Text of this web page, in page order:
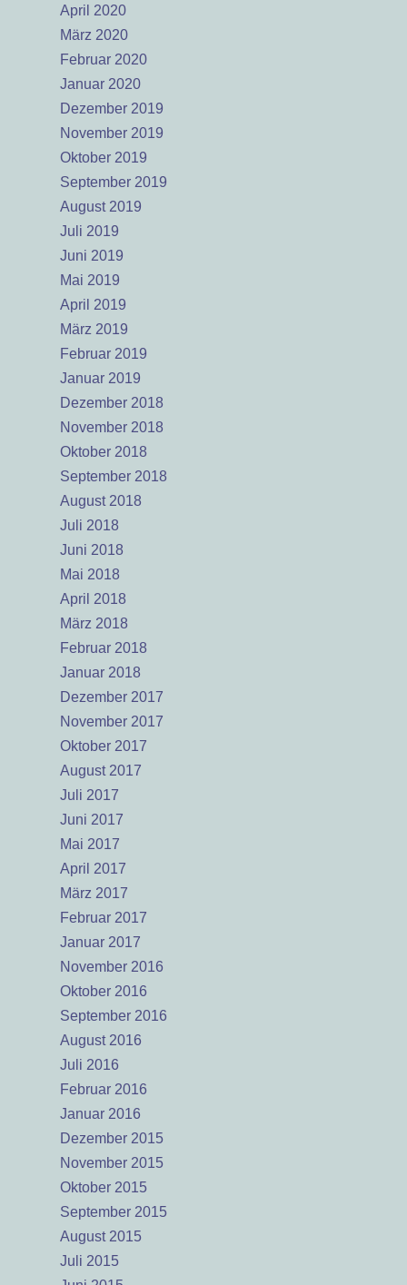
April 2020
März 2020
Februar 2020
Januar 2020
Dezember 2019
November 2019
Oktober 2019
September 2019
August 2019
Juli 2019
Juni 2019
Mai 2019
April 2019
März 2019
Februar 2019
Januar 2019
Dezember 2018
November 2018
Oktober 2018
September 2018
August 2018
Juli 2018
Juni 2018
Mai 2018
April 2018
März 2018
Februar 2018
Januar 2018
Dezember 2017
November 2017
Oktober 2017
August 2017
Juli 2017
Juni 2017
Mai 2017
April 2017
März 2017
Februar 2017
Januar 2017
November 2016
Oktober 2016
September 2016
August 2016
Juli 2016
Februar 2016
Januar 2016
Dezember 2015
November 2015
Oktober 2015
September 2015
August 2015
Juli 2015